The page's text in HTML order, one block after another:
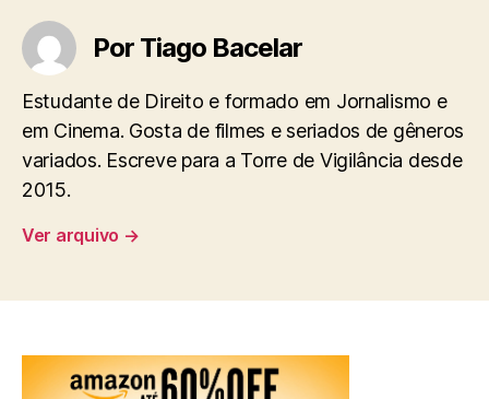
Por Tiago Bacelar
Estudante de Direito e formado em Jornalismo e
em Cinema. Gosta de filmes e seriados de gêneros
variados. Escreve para a Torre de Vigilância desde
2015.
Ver arquivo →